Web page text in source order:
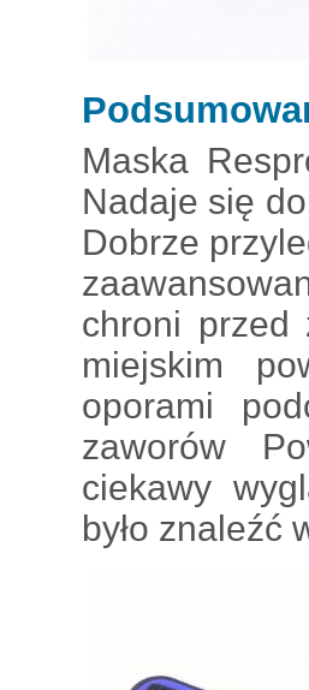
Maska
Nadaje się
Dobrze
chroni przed
miejskim
oporami
zaworów
ciekawy
było znaleźć